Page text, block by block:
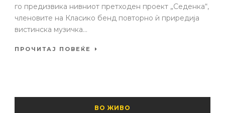
го предизвика нивниот претходен проект „Седенка“,
членовите на Класико бенд повторно ѝ приредија
вистинска музичка...
ПРОЧИТАЈ ПОВЕЌЕ
ВО ЖИВО